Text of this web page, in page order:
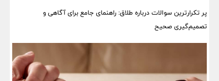
پر تکرارترین سوالات درباره طلاق: راهنمای جامع برای آگاهی و
تصمیم‌گیری صحیح